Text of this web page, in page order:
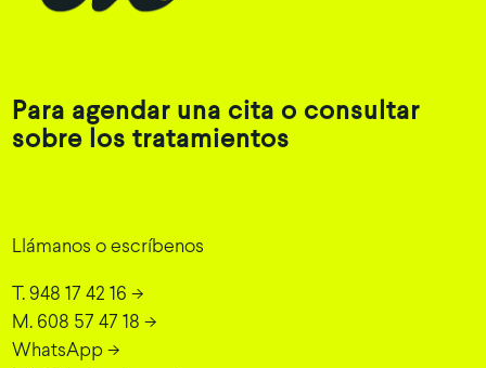
Para agendar una cita o consultar
sobre los tratamientos
Llámanos o escríbenos
T. 948 17 42 16 ->
M. 608 57 47 18 ->
WhatsApp ->